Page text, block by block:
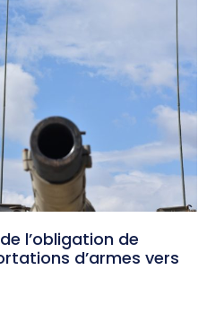
l’obligation de
d’armes vers